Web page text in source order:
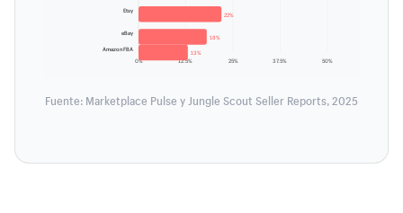
0% 12.5% 25% 37.5% 50%
Etsy
22%
eBay
18%
Amazon FBA
13%
Fuente: Marketplace Pulse y Jungle Scout Seller Reports, 2025